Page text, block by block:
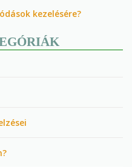
kezelésére?